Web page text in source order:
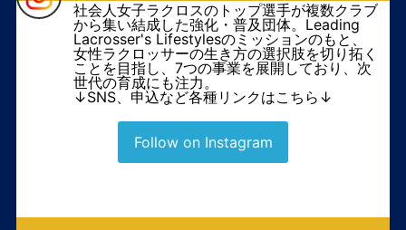
社会人女子ラクロスのトップ選手が複数クラブ
から集い結成した強化・普及団体。Leading
Lacrosser's Lifestylesのミッションのもと、
女性ラクロッサーの生き方の選択肢を切り拓く
ことを目指し、7つの事業を展開しており、次
世代の育成にも注力。
↓SNS、申込など各種リンクはこちら↓
Follow on Instagram